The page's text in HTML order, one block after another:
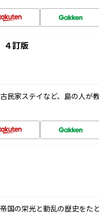
訂版
民家ステイなど、島の人が
国の栄光と動乱の歴史をた